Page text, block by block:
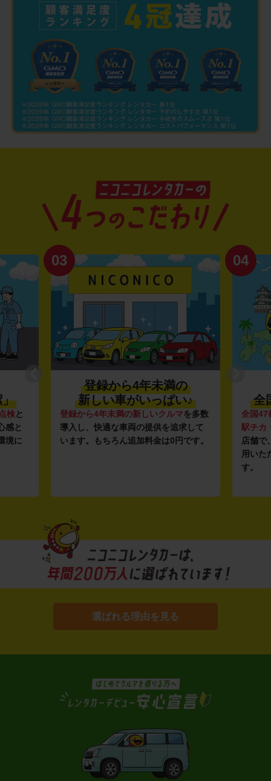
」
検と
感と
境に
03
登録から4年未満の
新しい車がいっぱい♪
登録から4年未満の新しいクルマを多数
導入し、快適な車両の提供を追求して
います。もちろん追加料金は0円です。
04
全
全国47
駅チカ
店舗で
用いた
す。
選ばれる理由を見る